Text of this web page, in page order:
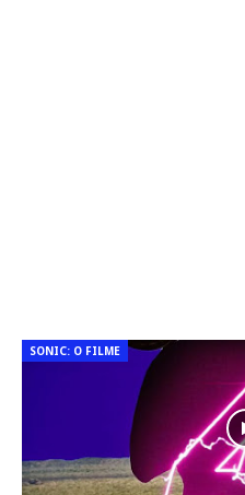
SONIC: O FILME